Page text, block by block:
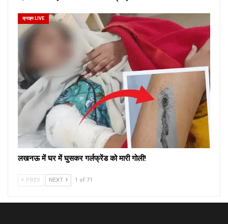
क्राइम LIVE
लखनऊ में घर में घुसकर गर्लफ्रेंड को मारी गोली!
PREV NEXT 1 of 71